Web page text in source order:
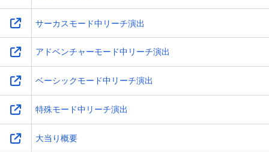
サーカスモード中リーチ演出
アドベンチャーモード中リーチ演出
ベーシックモード中リーチ演出
特殊モード中リーチ演出
大当り概要